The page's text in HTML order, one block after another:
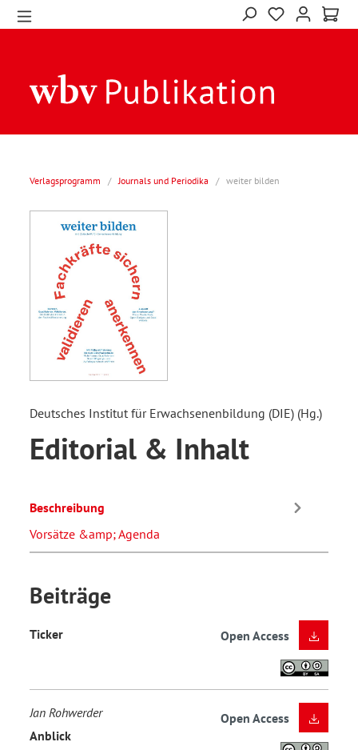
Verlagsprogramm / Journals und Periodika / weiter bilden
Deutsches Institut für Erwachsenenbildung (DIE) (Hg.)
Editorial & Inhalt
Beschreibung
Vorsätze &amp; Agenda
Beiträge
Ticker Open Access
Jan Rohwerder
Anblick
Open Access